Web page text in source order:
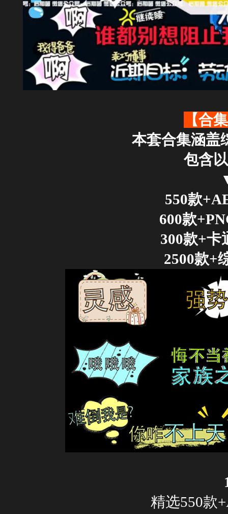
【合
本套合集涵盖
包含
550款
600款
300款+卡
2500款+
精选550款